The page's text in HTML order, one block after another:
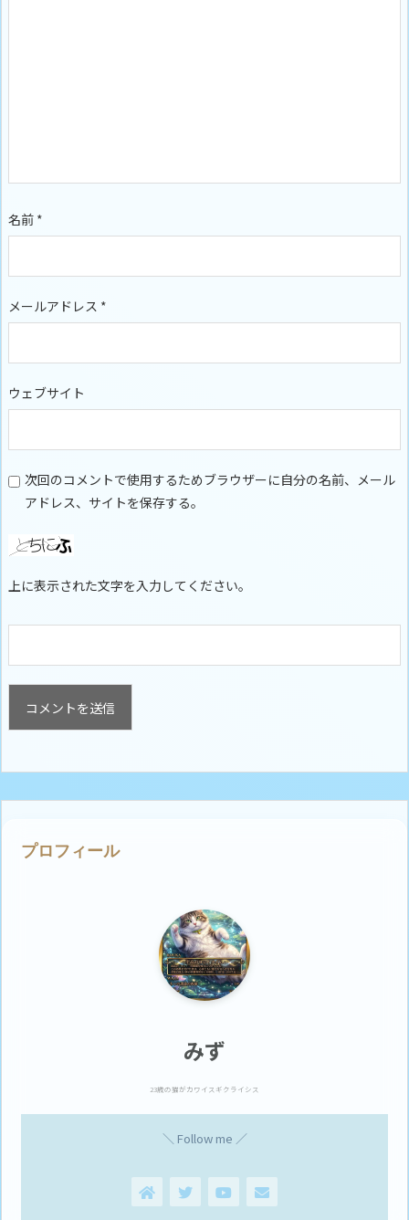
名前 *
メールアドレス *
ウェブサイト
次回のコメントで使用するためブラウザーに自分の名前、メール
アドレス、サイトを保存する。
上に表示された文字を入力してください。
プロフィール
みず
23歳の猫がカワイスギクライシス
＼ Follow me ／